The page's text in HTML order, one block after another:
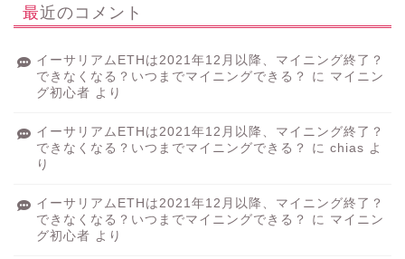
最近のコメント
イーサリアムETHは2021年12月以降、マイニング終了？
できなくなる？いつまでマイニングできる？
に マイニン
グ初心者 より
イーサリアムETHは2021年12月以降、マイニング終了？
できなくなる？いつまでマイニングできる？
に chias よ
り
イーサリアムETHは2021年12月以降、マイニング終了？
できなくなる？いつまでマイニングできる？
に マイニン
グ初心者 より